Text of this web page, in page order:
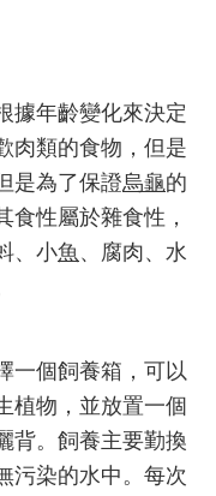
年齡變化來決定
肉類的食物，但是
是為了保證烏龜的
食性屬於雜食性，
、小魚 、腐肉、水
個飼養箱，可以
植物，並放置一個
背。飼養主要勤換
污染的水中。每次